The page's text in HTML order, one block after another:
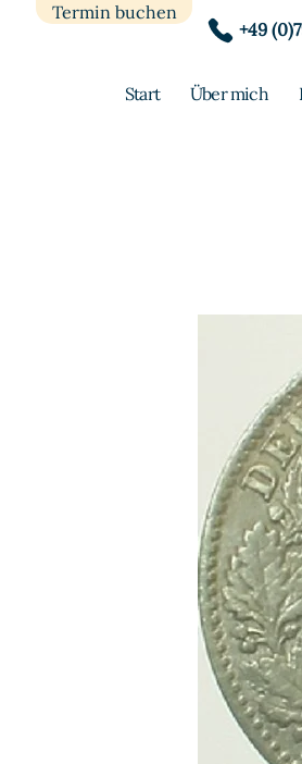
Termin buchen
Start Über mich
+49